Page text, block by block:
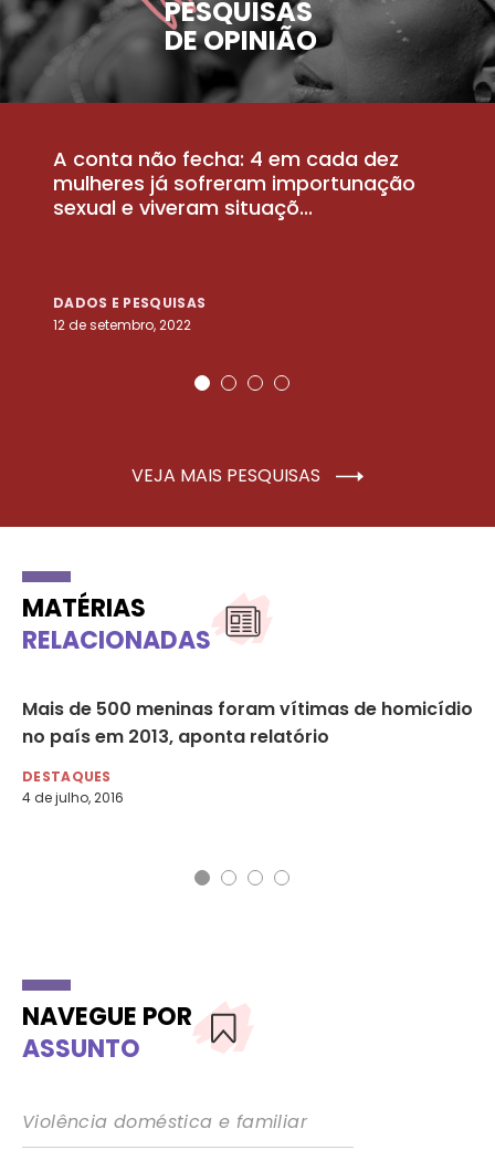
PESQUISAS
DE OPINIÃO
A conta não fecha: 4 em cada dez
mulheres já sofreram importunação
sexual e viveram situaçõ...
DADOS E PESQUISAS
12 de setembro, 2022
VEJA MAIS PESQUISAS
MATÉRIAS
RELACIONADAS
Mais de 500 meninas foram vítimas de homicídio
no país em 2013, aponta relatório
DESTAQUES
4 de julho, 2016
NAVEGUE POR
ASSUNTO
Violência doméstica e familiar